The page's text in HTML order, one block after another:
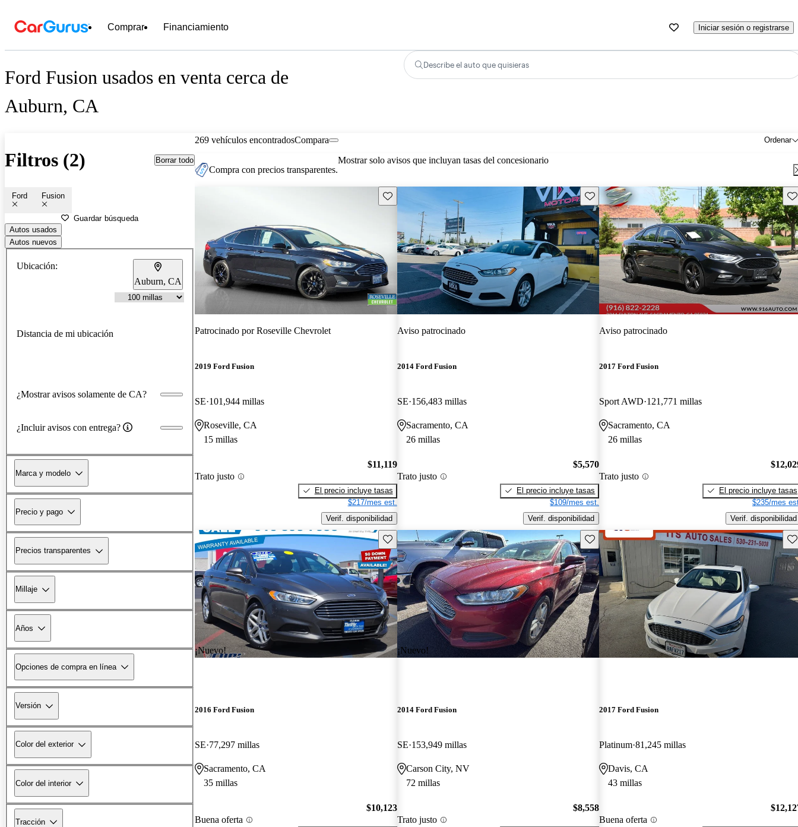
Comprar Financiamiento Iniciar sesión o registrarse
Ford Fusion usados en venta cerca de
Auburn, CA
Describe el auto que quisieras
Filtros (2) Borrar todo
Ford Fusion
Guardar búsqueda
Autos usados
Autos nuevos
Ubicación:
Auburn, CA
Distancia de mi ubicación
¿Mostrar avisos solamente de CA?
¿Incluir avisos con entrega?
Marca y modelo
Precio y pago
Precios transparentes
Millaje
Años
Opciones de compra en línea
Versión
Color del exterior
Color del interior
Tracción
269 vehículos encontrados Ordenar
Compara
Compra con precios transparentes.
Mostrar solo avisos que incluyan tasas del concesionario
Guarda este Aviso
Patrocinado porRoseville Chevrolet
2019 Ford Fusion
SE 101,944 millas
Roseville, CA
15 millas
Trato justo
$11,119
El precio incluye tasas
$217/mes est.
Verif. disponibilidad
Guarda este Aviso
Aviso patrocinado
2014 Ford Fusion
SE 156,483 millas
Sacramento, CA
26 millas
Trato justo
$5,570
El precio incluye tasas
$109/mes est.
Verif. disponibilidad
Aviso patrocinado
2017 Ford Fusion
Sport AWD 121,771 millas
Sacramento, CA
26 millas
Trato justo
El precio incluye tasas
$235/mes
Verif. disponibilidad
¡Nuevo!
Guarda este Aviso
2016 Ford Fusion
SE 77,297 millas
Sacramento, CA
35 millas
Buena oferta
$10,123
¡Nuevo!
Guarda este Aviso
2014 Ford Fusion
SE 153,949 millas
Carson City, NV
72 millas
Trato justo
$8,558
2017 Ford Fusion
Platinum 81,245 millas
Davis, CA
43 millas
Buena oferta